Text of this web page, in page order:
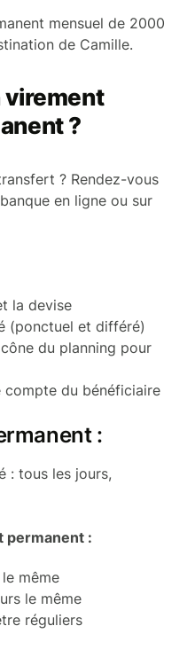
mensuel de 2000
de Camille.
virement
?
? Rendez-vous
en ligne ou sur
la devise
(ponctuel et différé)
du planning pour
compte du bénéficiaire
:
: tous les jours,
permanent :
même
le même
réguliers